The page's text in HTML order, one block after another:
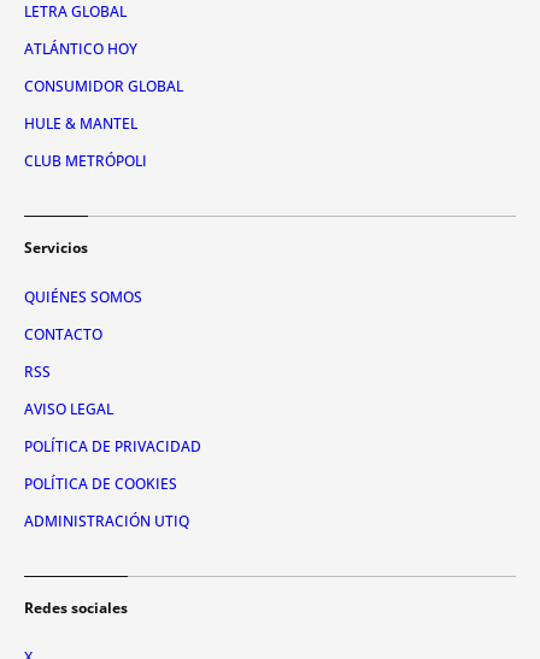
LETRA GLOBAL
ATLÁNTICO HOY
CONSUMIDOR GLOBAL
HULE & MANTEL
CLUB METRÓPOLI
Servicios
QUIÉNES SOMOS
CONTACTO
RSS
AVISO LEGAL
POLÍTICA DE PRIVACIDAD
POLÍTICA DE COOKIES
ADMINISTRACIÓN UTIQ
Redes sociales